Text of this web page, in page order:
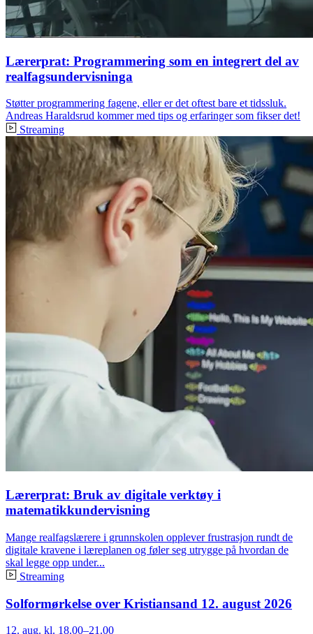
Lærerprat: Programmering som en integrert del av
realfagsundervisninga
Støtter programmering fagene, eller er det oftest bare et tidssluk.
Andreas Haraldsrud kommer med tips og erfaringer som fikser det!
Streaming
Lærerprat: Bruk av digitale verktøy i
matematikkundervisning
Mange realfagslærere i grunnskolen opplever frustrasjon rundt de
digitale kravene i læreplanen og føler seg utrygge på hvordan de
skal legge opp under...
Streaming
Solformørkelse over Kristiansand 12. august 2026
12. aug. kl. 18.00–21.00